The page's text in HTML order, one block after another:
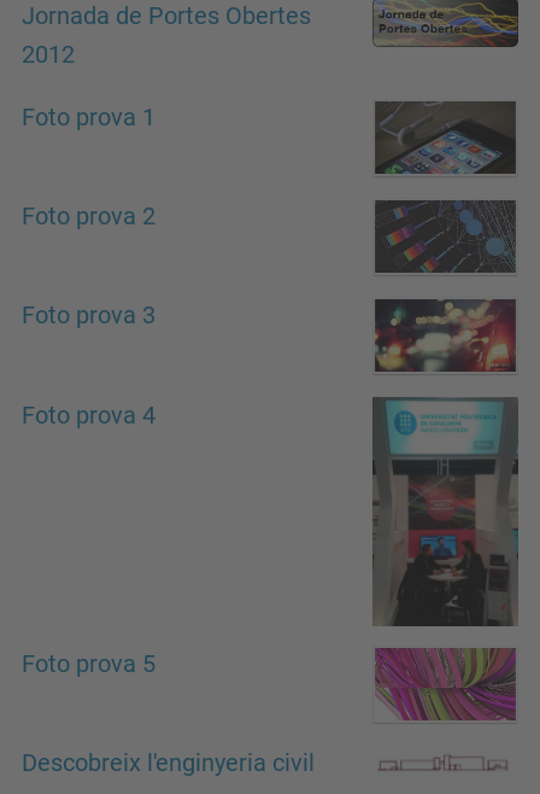
Jornada de Portes Obertes
2012
Foto prova 1
Foto prova 2
Foto prova 3
Foto prova 4
Foto prova 5
Descobreix l'enginyeria civil